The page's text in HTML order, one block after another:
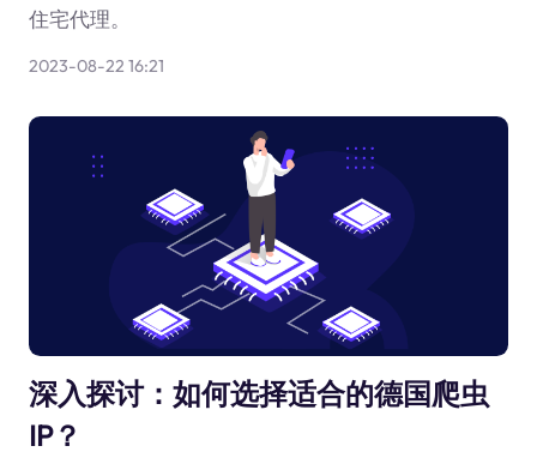
住宅代理。
2023-08-22 16:21
深入探讨：如何选择适合的德国爬虫
IP？